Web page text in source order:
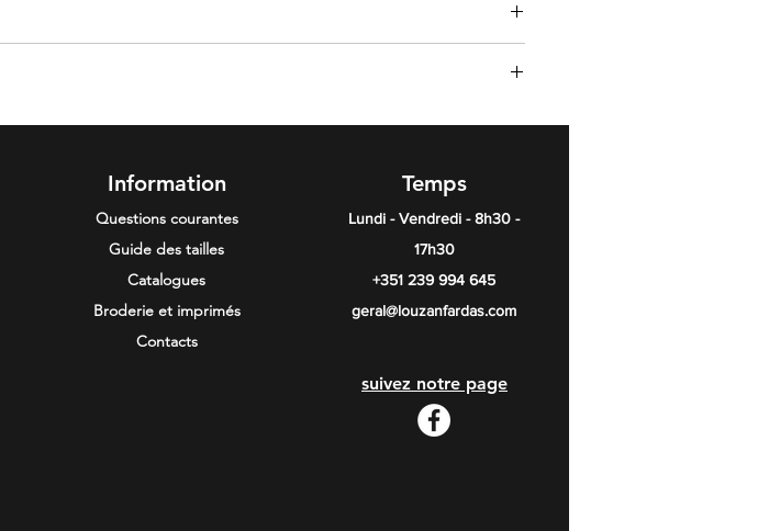
Information
Questions courantes
Guide des tailles
Catalogues
Broderie et imprimés
Contacts
Temps
Lundi - Vendredi - 8h30 -
17h30
+351 239 994 645
geral@louzanfardas.com
suivez notre page